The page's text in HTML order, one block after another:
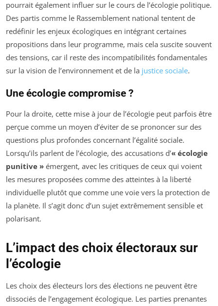
pourrait également influer sur le cours de l’écologie politique.
Des partis comme le Rassemblement national tentent de
redéfinir les enjeux écologiques en intégrant certaines
propositions dans leur programme, mais cela suscite souvent
des tensions, car il reste des incompatibilités fondamentales
sur la vision de l’environnement et de la justice sociale.
Une écologie compromise ?
Pour la droite, cette mise à jour de l’écologie peut parfois être
perçue comme un moyen d’éviter de se prononcer sur des
questions plus profondes concernant l’égalité sociale.
Lorsqu’ils parlent de l’écologie, des accusations d’« écologie
punitive » émergent, avec les critiques de ceux qui voient
les mesures proposées comme des atteintes à la liberté
individuelle plutôt que comme une voie vers la protection de
la planète. Il s’agit donc d’un sujet extrêmement sensible et
polarisant.
L’impact des choix électoraux sur
l’écologie
Les choix des électeurs lors des élections ne peuvent être
dissociés de l’engagement écologique. Les parties prenantes